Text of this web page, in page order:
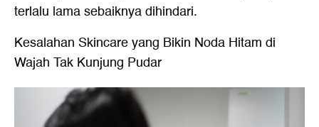
terlalu lama sebaiknya dihindari.
Kesalahan Skincare yang Bikin Noda Hitam di
Wajah Tak Kunjung Pudar